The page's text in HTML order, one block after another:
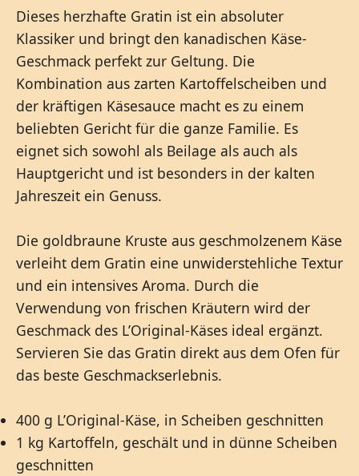
Dieses herzhafte Gratin ist ein absoluter
Klassiker und bringt den kanadischen Käse-
Geschmack perfekt zur Geltung. Die
Kombination aus zarten Kartoffelscheiben und
der kräftigen Käsesauce macht es zu einem
beliebten Gericht für die ganze Familie. Es
eignet sich sowohl als Beilage als auch als
Hauptgericht und ist besonders in der kalten
Jahreszeit ein Genuss.
Die goldbraune Kruste aus geschmolzenem Käse
verleiht dem Gratin eine unwiderstehliche Textur
und ein intensives Aroma. Durch die
Verwendung von frischen Kräutern wird der
Geschmack des L’Original-Käses ideal ergänzt.
Servieren Sie das Gratin direkt aus dem Ofen für
das beste Geschmackserlebnis.
400 g L’Original-Käse, in Scheiben geschnitten
1 kg Kartoffeln, geschält und in dünne Scheiben
geschnitten